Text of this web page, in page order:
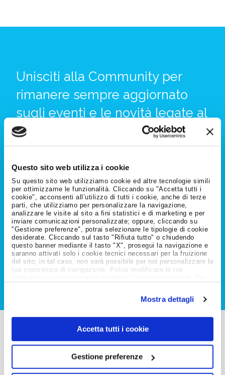
Questo sito web utilizza i cookie
Su questo sito web utilizziamo cookie ed altre tecnologie simili
per ottimizzarne le funzionalità. Cliccando su "Accetta tutti i
cookie", acconsenti all’utilizzo di tutti i cookie, anche di terze
parti, che utilizziamo per personalizzare la navigazione,
analizzare le visite al sito a fini statistici e di marketing e per
inviare comunicazioni personalizzate; oppure, cliccando su
"Gestione preferenze", potrai selezionare le tipologie di cookie
desiderate. Cliccando sul tasto "Rifiuta tutto" o chiudendo
questo banner mediante il tasto "X", prosegui la navigazione e
saranno attivati solo i cookie tecnici necessari per la fruizione
del sito; in tal caso, non sarà possibile per noi personalizzare la
tua esperienza di navigazione. Potrai modificare le tue
Mostra dettagli
Accetta tutti i cookie
Gestione preferenze
Unisciti alla Community per
rimanere sempre aggiornato
sugli eventi e le novità legate al
mondo del lavoro.
ENTRA NELLACOMMUNITY
Inserisci il tuo indirizzo email e registrati alla Community
Job Meeting. Per maggiori informazioni sul trattamento
dei tuoi dati personali, puoi consultare l'informativa
privacy disponibileal seguente link.
INVIA
Sei un'azienda?